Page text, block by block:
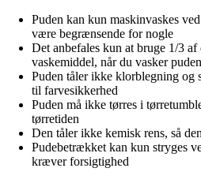
Puden kan kun maskinvaskes
være begrænsende for nogle
Det anbefales kun at bruge 1/3
vaskemiddel, når du vasker puden
Puden tåler ikke klorblegning og
til farvesikkerhed
Puden må ikke tørres i
tørretiden
Den tåler ikke kemisk rens, så
Pudebetrækket kan kun stryges
kræver forsigtighed